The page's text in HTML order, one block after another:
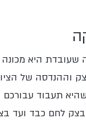
שעובדת היא
של
תעבוד
לחם כבד ועד